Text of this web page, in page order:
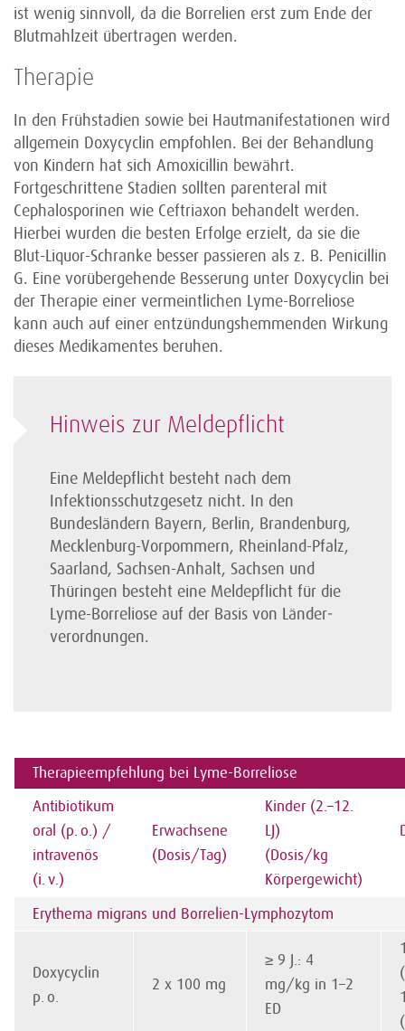
ist wenig sinnvoll, da die Borrelien erst zum Ende der
Blutmahlzeit übertragen werden.
Therapie
In den Frühstadien sowie bei Hautmanifestationen wird
allgemein Doxycyclin empfohlen. Bei der Behandlung
von Kindern hat sich Amoxicillin bewährt.
Fortgeschrittene Stadien sollten parenteral mit
Cephalosporinen wie Ceftriaxon behandelt werden.
Hierbei wurden die besten Erfolge erzielt, da sie die
Blut-Liquor-Schranke besser passieren als z. B. Penicillin
G. Eine vorübergehende Besserung unter Doxycyclin bei
der Therapie einer vermeintlichen Lyme-Borreliose
kann auch auf einer entzündungshemmenden Wirkung
dieses Medikamentes beruhen.
Hinweis zur Meldepflicht
Eine Meldepflicht besteht nach dem
Infektionsschutzgesetz nicht. In den
Bundesländern Bayern, Berlin, Brandenburg,
Mecklenburg-Vorpommern, Rheinland-Pfalz,
Saar­land, Sachsen-Anhalt, Sachsen und
Thüringen besteht eine Melde­pflicht für die
Lyme-Borreliose auf der Basis von Länder­
verordnungen.
Therapieempfehlung bei Lyme-Borreliose
Antibiotikum
oral (p. o.) /
intravenös
(i. v.)
Erwachsene
(Dosis/Tag)
Kinder (2.–12.
LJ)
(Dosis/kg
Körpergewicht)
Erythema migrans und Borrelien-Lymphozytom
Doxycyclin
p. o.
2 x 100 mg
≥ 9 J.: 4
mg/kg in 1–2
ED